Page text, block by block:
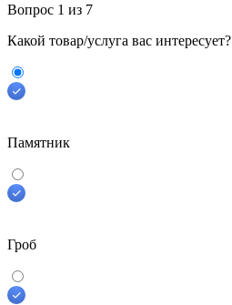
Вопрос 1 из 7
Какой товар/услуга вас интересует?
Памятник
Гроб